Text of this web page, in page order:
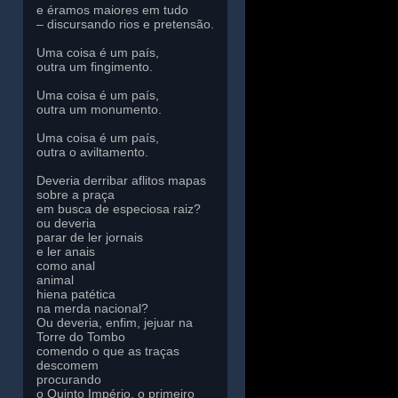
e éramos maiores em tudo
– discursando rios e pretensão.
Uma coisa é um país,
outra um fingimento.
Uma coisa é um país,
outra um monumento.
Uma coisa é um país,
outra o aviltamento.
Deveria derribar aflitos mapas
sobre a praça
em busca de especiosa raiz?
ou deveria
parar de ler jornais
e ler anais
como anal
animal
hiena patética
na merda nacional?
Ou deveria, enfim, jejuar na
Torre do Tombo
comendo o que as traças
descomem
procurando
o Quinto Império, o primeiro